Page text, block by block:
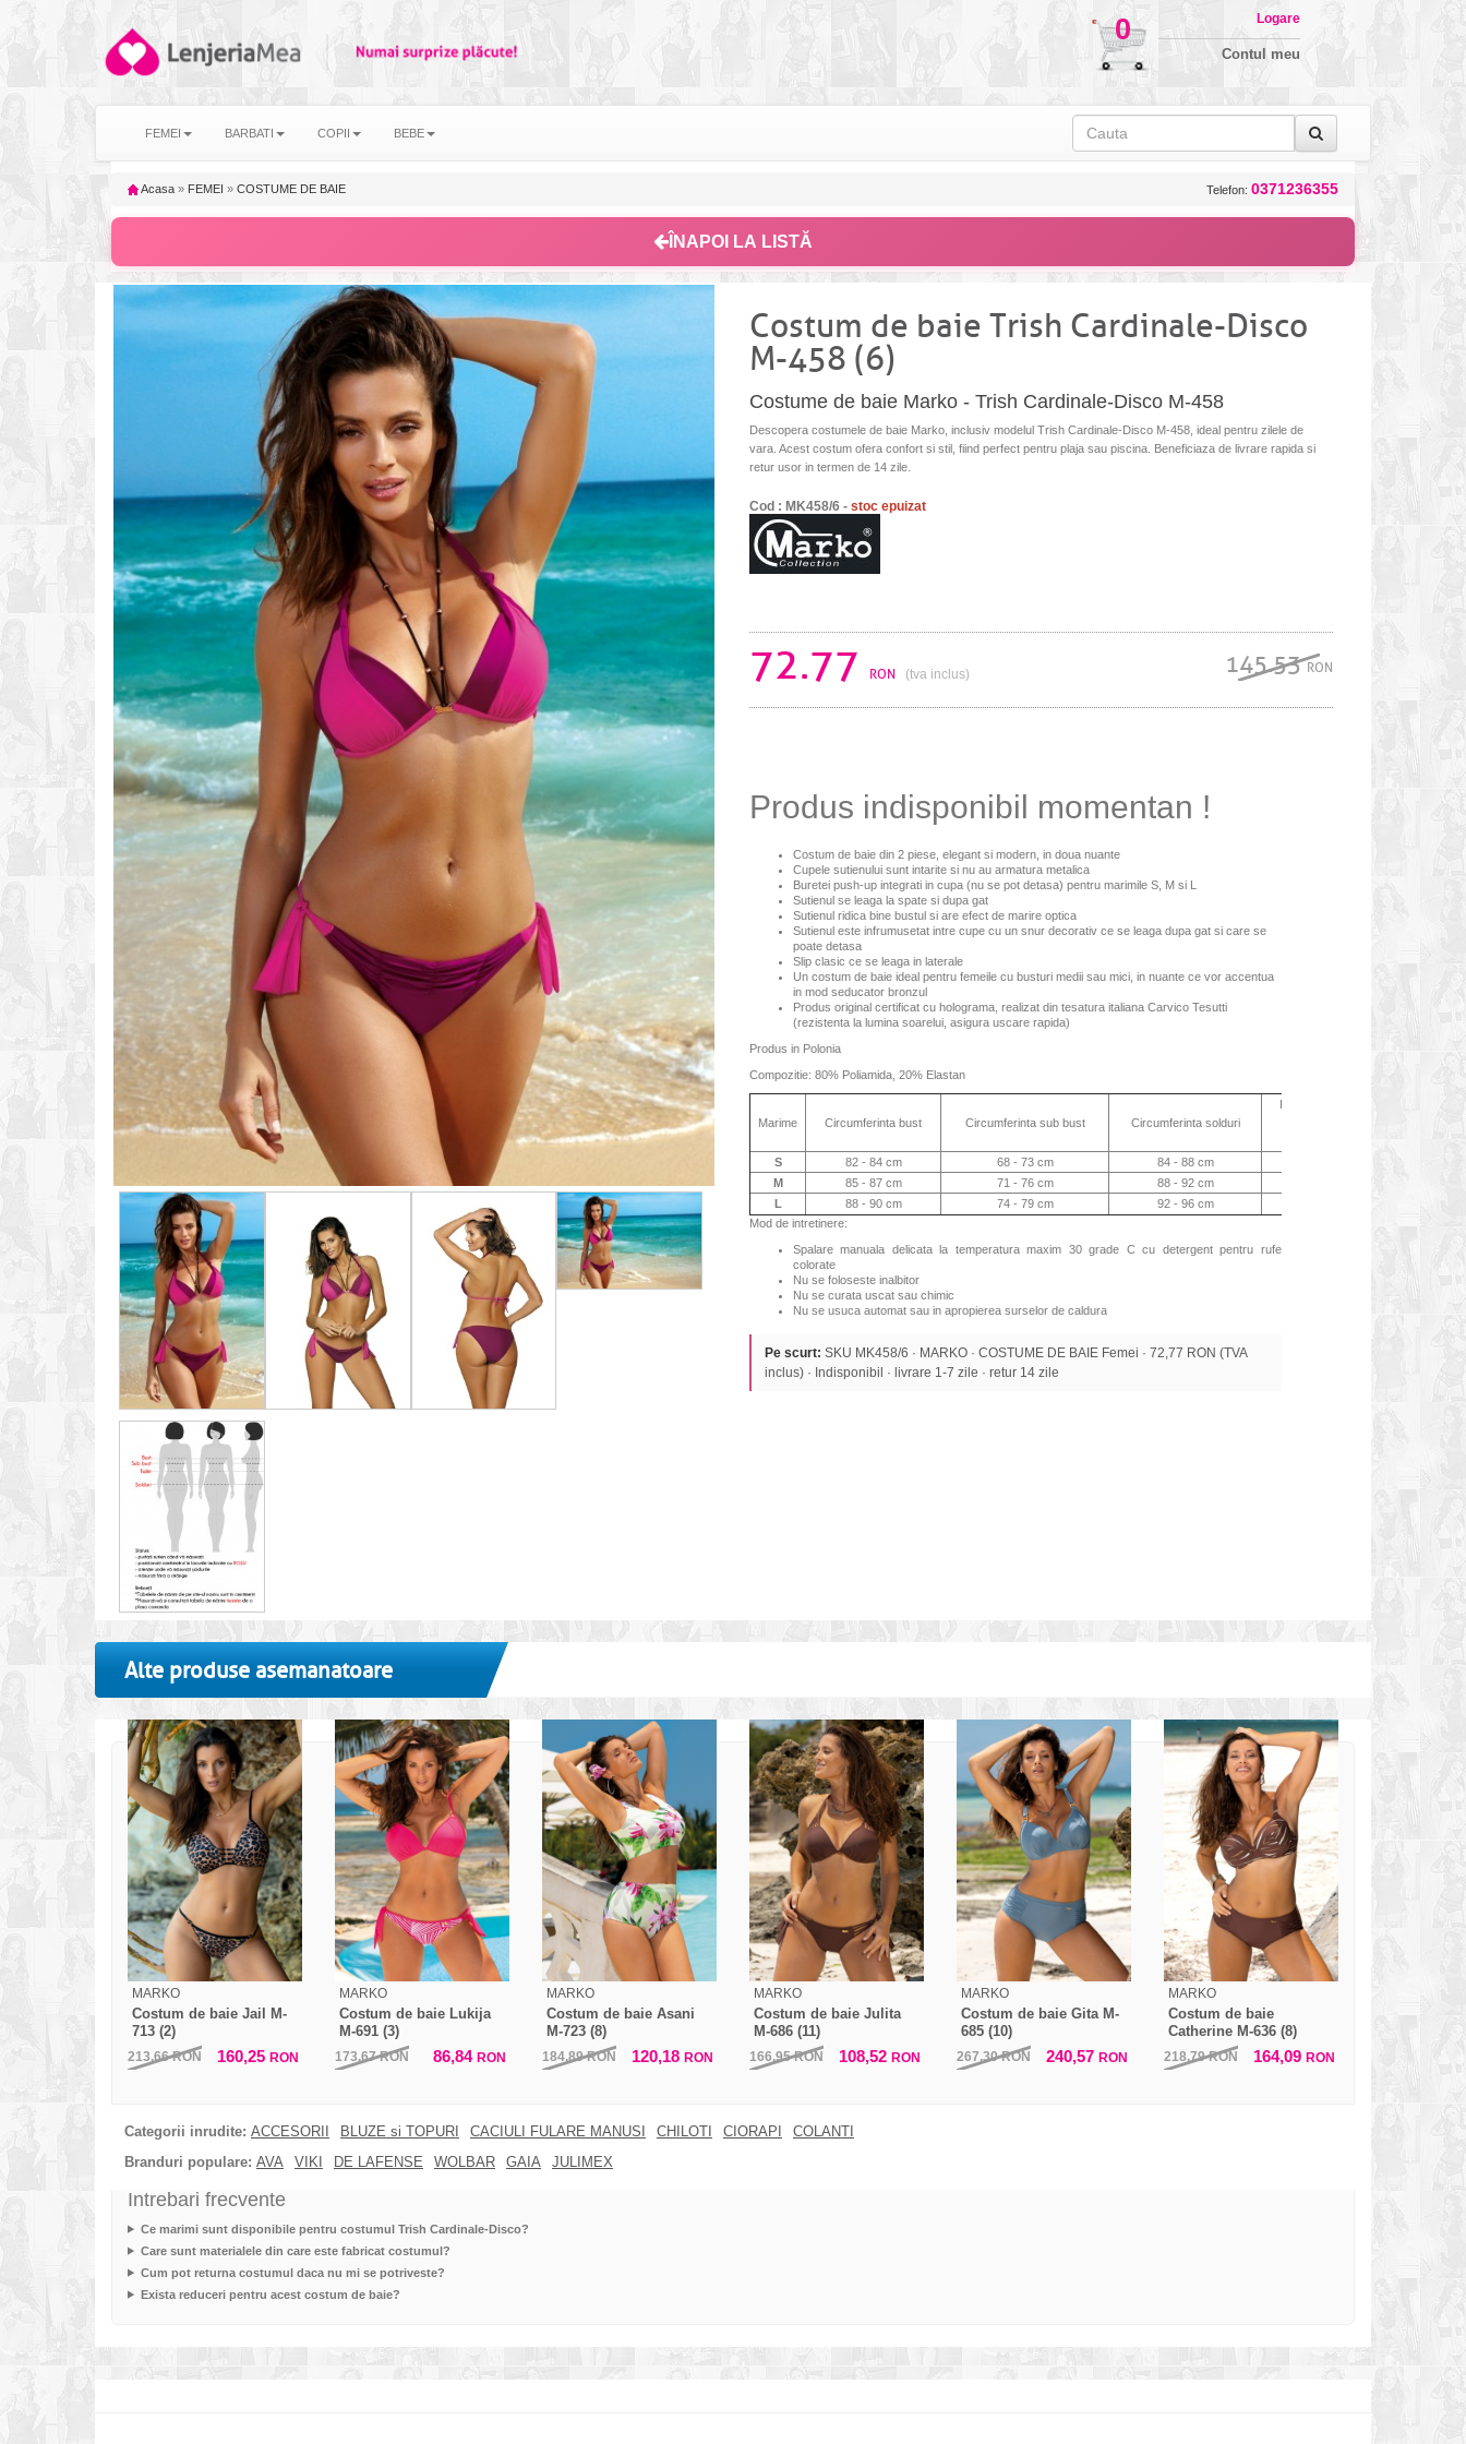
0 Logare
Contul meu
FEMEI BARBATI COPII BEBE
Acasa » FEMEI » COSTUME DE BAIE Telefon: 0371236355
ÎNAPOI LA LISTĂ
Costum de baie Trish Cardinale-Disco
M-458 (6)
Costume de baie Marko - Trish Cardinale-Disco M-458
Descopera costumele de baie Marko, inclusiv modelul Trish Cardinale-Disco M-458, ideal pentru zilele de
vara. Acest costum ofera confort si stil, fiind perfect pentru plaja sau piscina. Beneficiaza de livrare rapida si
retur usor in termen de 14 zile.
Cod : MK458/6 - stoc epuizat
72.77 RON (tva inclus) 145.53RON
Produs indisponibil momentan !
Costum de baie din 2 piese, elegant si modern, in doua nuante
Cupele sutienului sunt intarite si nu au armatura metalica
Buretei push-up integrati in cupa (nu se pot detasa) pentru marimile S, M si L
Sutienul se leaga la spate si dupa gat
Sutienul ridica bine bustul si are efect de marire optica
Sutienul este infrumusetat intre cupe cu un snur decorativ ce se leaga dupa gat si care se
poate detasa
Slip clasic ce se leaga in laterale
Un costum de baie ideal pentru femeile cu busturi medii sau mici, in nuante ce vor accentua
in mod seducator bronzul
Produs original certificat cu holograma, realizat din tesatura italiana Carvico Tesutti
(rezistenta la lumina soarelui, asigura uscare rapida)
Produs in Polonia
Compozitie: 80% Poliamida, 20% Elastan
Marime Circumferinta bust Circumferinta sub bust Circumferinta solduri
Inaltimea slipului
Inaltimea
S 82 - 84 cm 68 - 73 cm 84 - 88 cm
M
85 - 87 cm 71 - 76 cm 88 - 92 cm
L
88 - 90 cm 74 - 79 cm 92 - 96 cm
Mod de intretinere:
Spalare manuala delicata la temperatura maxim 30 grade C cu detergent pentru rufe
colorate
Nu se foloseste inalbitor
Nu se curata uscat sau chimic
Nu se usuca automat sau in apropierea surselor de caldura
Pe scurt: SKU MK458/6 · MARKO · COSTUME DE BAIE Femei · 72,77 RON (TVA
inclus) · Indisponibil · livrare 1-7 zile · retur 14 zile
Alte produse asemanatoare
MARKO
Costum de baie Jail M-
713 (2)
213,66RON 160,25 RON
MARKO
Costum de baie Lukija
M-691 (3)
173,67RON 86,84 RON
MARKO
Costum de baie Asani
M-723 (8)
184,89RON 120,18 RON
MARKO
Costum de baie Julita
M-686 (11)
166,95RON 108,52 RON
MARKO
Costum de baie Gita M-
685 (10)
267,30RON 240,57 RON
MARKO
Costum de baie
Catherine M-636 (8)
218,79RON 164,09 RON
Categorii inrudite: ACCESORII BLUZE si TOPURI CACIULI FULARE MANUSI CHILOTI CIORAPI
COLANTI
Branduri populare: AVA VIKI DE LAFENSE WOLBAR GAIA JULIMEX
Intrebari frecvente
Ce marimi sunt disponibile pentru costumul Trish Cardinale-Disco?
Care sunt materialele din care este fabricat costumul?
Cum pot returna costumul daca nu mi se potriveste?
Exista reduceri pentru acest costum de baie?